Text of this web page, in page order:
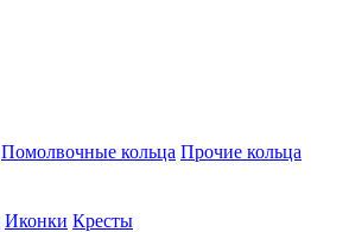
Помолвочные кольца Прочие кольца
Иконки Кресты